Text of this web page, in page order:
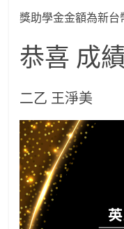
士
班
獎助學金金額為新台
恭喜 成
二乙 王淨美